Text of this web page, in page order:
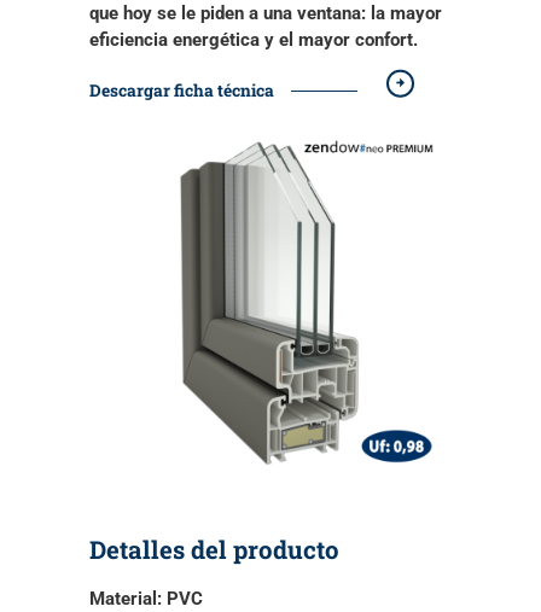
que hoy se le piden a una ventana: la mayor
eficiencia energética y el mayor confort.
Descargar ficha técnica
Detalles del producto
Material: PVC